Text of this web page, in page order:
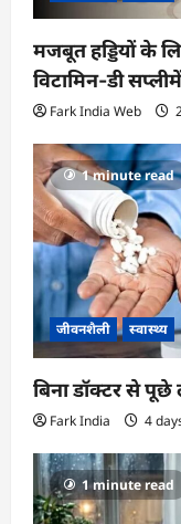
मजबूत हड्डियों के
विटामिन-डी
Fark India Web
1 minute read
जीवनशैली स्वास्थ्य
बिना डॉक्टर से
Fark India 4
1 minute read